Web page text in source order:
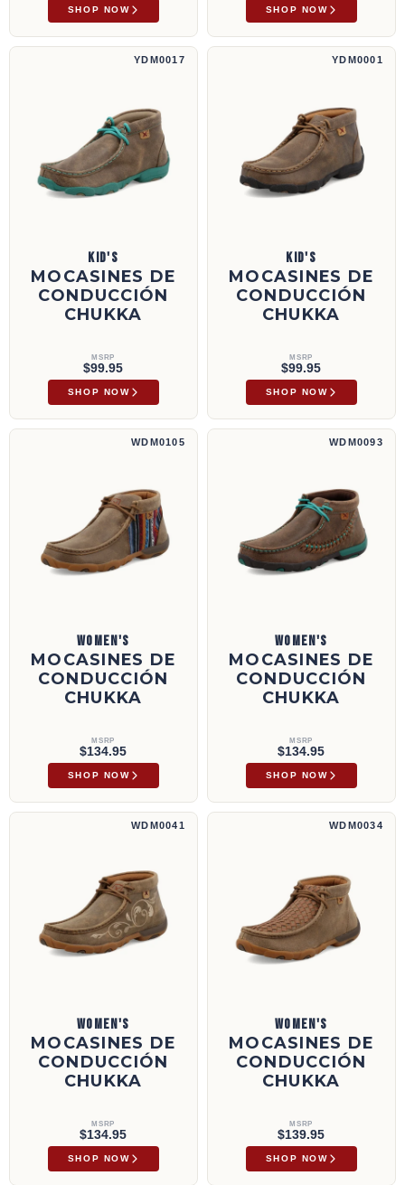
SHOP NOW SHOP NOW
Mocasines de conducción Chukka | YDM0017
YDM0017
KID'S
MOCASINES DE
CONDUCCIÓN
CHUKKA
MSRP
$99.95
SHOP NOW
Mocasines de conducción Chukka |
YDM0001
KID'S
MOCASINES DE
CONDUCCIÓN
CHUKKA
MSRP
$99.95
SHOP NOW
Mocasines de conducción Chukka | WDM0105
WDM0105
WOMEN'S
MOCASINES DE
CONDUCCIÓN
CHUKKA
MSRP
$134.95
SHOP NOW
Mocasines de conducción Chukka |
WDM0093
WOMEN'S
MOCASINES DE
CONDUCCIÓN
CHUKKA
MSRP
$134.95
SHOP NOW
Mocasines de conducción Chukka | WDM0041
WDM0041
WOMEN'S
MOCASINES DE
CONDUCCIÓN
CHUKKA
MSRP
$134.95
SHOP NOW
Mocasines de conducción Chukka |
WDM0034
WOMEN'S
MOCASINES DE
CONDUCCIÓN
CHUKKA
MSRP
$139.95
SHOP NOW